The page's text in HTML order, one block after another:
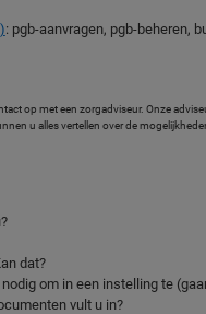
: pgb-aanvragen, pgb-beheren,
op met een zorgadviseur. Onze
u alles vertellen over de
dat?
om in een instelling te
vult u in?